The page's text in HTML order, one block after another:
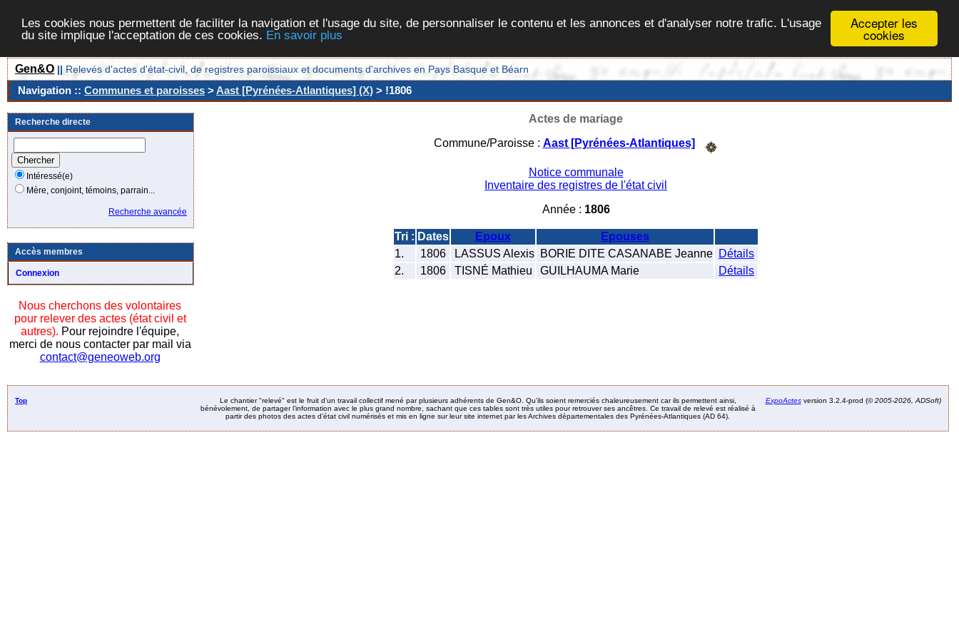
Accepter les
cookies
Les cookies nous permettent de faciliter la navigation et l'usage du site, de personnaliser le contenu et les annonces et d'analyser notre trafic. L'usage
du site implique l'acceptation de ces cookies. En savoir plus
Gen&O || Relevés d'actes d'état-civil, de registres paroissiaux et documents d'archives en Pays Basque et Béarn
Navigation :: Communes et paroisses >Aast [Pyrénées-Atlantiques] (X) > !1806
Recherche directe
Intéressé(e)
Mère, conjoint, témoins, parrain...
Recherche avancée
Accès membres
Connexion
Nous cherchons des volontaires
pour relever des actes (état civil et
autres). Pour rejoindre l'équipe,
merci de nous contacter par mail via
contact@geneoweb.org
Actes de mariage
Commune/Paroisse : Aast [Pyrénées-Atlantiques]
Notice communale
Inventaire des registres de l'état civil
Année : 1806
Tri : Dates Epoux
Epouses
1.
1806 LASSUS Alexis BORIE DITE CASANABE Jeanne Détails
2.
1806 TISNÉ Mathieu GUILHAUMA Marie Détails
Top
Le chantier "relevé" est le fruit d’un travail collectif mené par plusieurs adhérents de Gen&O. Qu’ils soient remerciés chaleureusement car ils permettent ainsi,
bénévolement, de partager l’information avec le plus grand nombre, sachant que ces tables sont très utiles pour retrouver ses ancêtres. Ce travail de relevé est réalisé à
partir des photos des actes d’état civil numérisés et mis en ligne sur leur site internet par les Archives départementales des Pyrénées-Atlantiques (AD 64).
ExpoActesversion 3.2.4-prod (©2005-2026, ADSoft)